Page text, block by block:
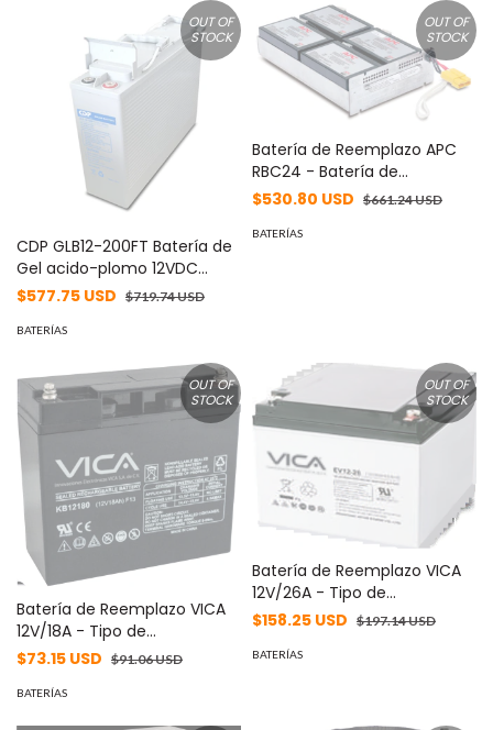
OUT OF
STOCK
CDP GLB12-200FT Batería de
Gel acido-plomo 12VDC
200Ah con terminales
superior. 2 años de garantía
$577.75 USD $719.74 USD
BATERÍAS
OUT OF
STOCK
Batería de Reemplazo APC
RBC24 - Batería de
Reemplazo
$530.80 USD $661.24 USD
BATERÍAS
OUT OF
STOCK
Batería de Reemplazo VICA
12V/18A - Tipo de
acumulador: Plomo/Paquete
mantenimiento - Tiempo de
$73.15 USD $91.06 USD
BATERÍAS
OUT OF
STOCK
Batería de Reemplazo VICA
12V/26A - Tipo de
acumulador: Plomo/Paquete
mantenimiento - Tiempo de
$158.25 USD $197.14 USD
BATERÍAS